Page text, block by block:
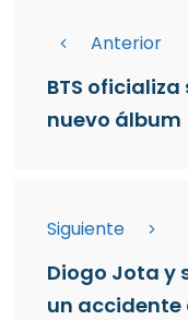
Anterior
BTS
nuevo álbum
Siguiente
Diogo Jota y
un